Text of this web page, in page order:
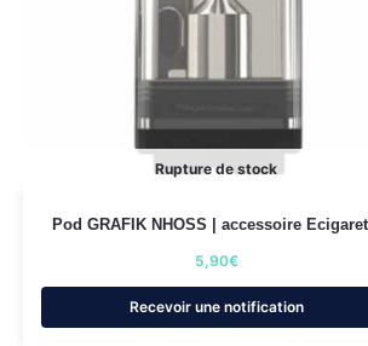
Rupture de stock
Pod GRAFIK NHOSS | accessoire
5,90€
Recevoir une notification